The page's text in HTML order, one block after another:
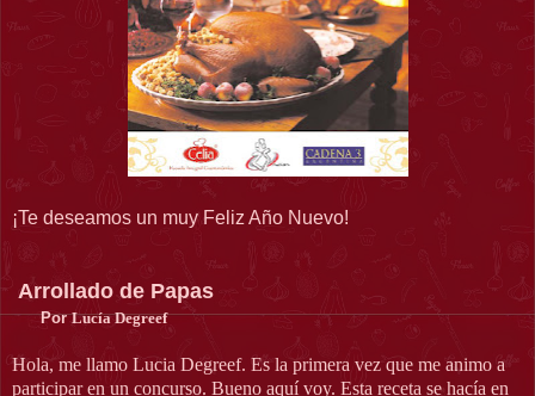
¡Te deseamos un muy Feliz Año Nuevo!
Arrollado de Papas
PorLucía Degreef
Hola, me llamo Lucia Degreef. Es la primera vez que me animo a
participar en un concurso. Bueno aquí voy. Esta receta se hacía en